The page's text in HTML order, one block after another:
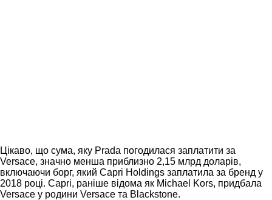
Цікаво, що сума, яку Prada погодилася заплатити за
Versace, значно менша приблизно 2,15 млрд доларів,
включаючи борг, який Capri Holdings заплатила за бренд у
2018 році. Capri, раніше відома як Michael Kors, придбала
Versace у родини Versace та Blackstone.